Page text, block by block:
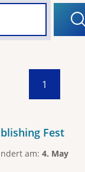
1
Fest
am: 4. May